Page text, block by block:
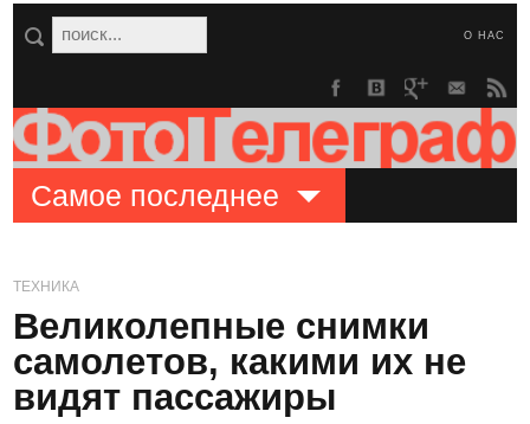
О НАС
Самое последнее
ТЕХНИКА
Великолепные снимки
самолетов, какими их не
видят пассажиры